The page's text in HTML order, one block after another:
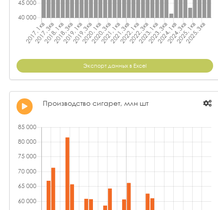
Экспорт данных в Excel
Производство сигарет, млн шт